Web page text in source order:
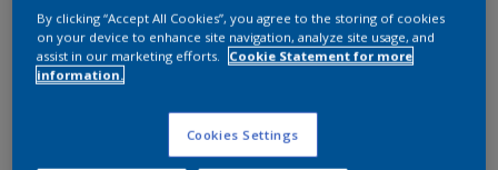
AplaTencoPlast VDS
Finisare decorativă
By clicking “Accept All Cookies”, you agree to the storing of cookies
on your device to enhance site navigation, analyze site usage, and
assist in our marketing efforts.
Cookie Statement for more
information.
Cookies Settings